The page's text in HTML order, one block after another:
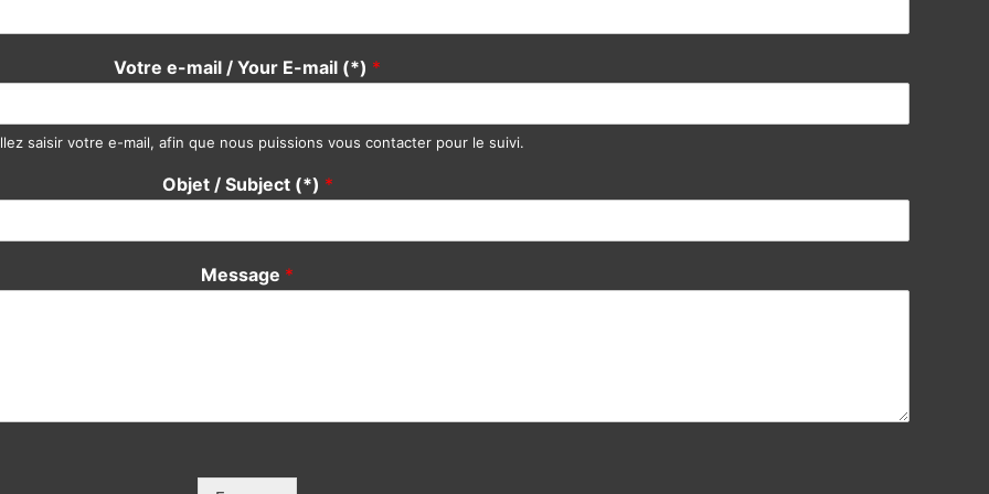
Votre e-mail / Your E-mail (*) *
saisir votre e-mail, afin que nous puissions vous contacter pour le suivi.
Objet / Subject (*) *
Message *